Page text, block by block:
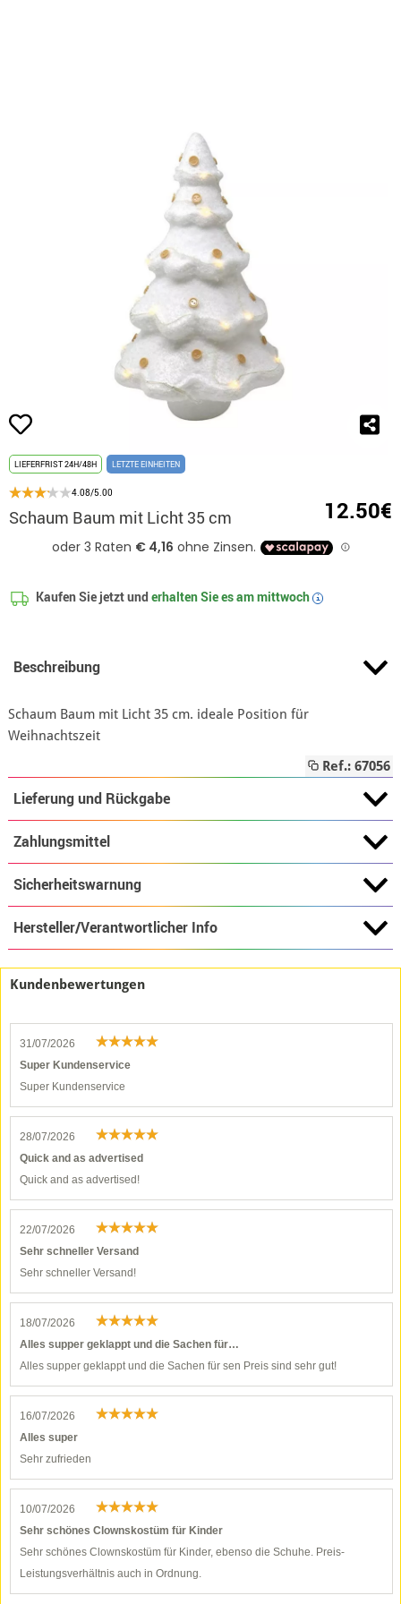
LIEFERFRIST 24H/48H LETZTE EINHEITEN
4.08/5.00
Schaum Baum mit Licht 35 cm 12.50€
Kaufen Sie jetzt underhalten Sie es ammittwoch i
Beschreibung
Schaum Baum mit Licht 35 cm. ideale Position für
Weihnachtszeit
Ref.: 67056
Lieferung und Rückgabe
Zahlungsmittel
Sicherheitswarnung
Hersteller/Verantwortlicher Info
Kundenbewertungen
31/07/2026
Super Kundenservice
Super Kundenservice
28/07/2026
Quick and as advertised
Quick and as advertised!
22/07/2026
Sehr schneller Versand
Sehr schneller Versand!
18/07/2026
Alles supper geklappt und die Sachen für…
Alles supper geklappt und die Sachen für sen Preis sind sehr gut!
16/07/2026
Alles super
Sehr zufrieden
10/07/2026
Sehr schönes Clownskostüm für Kinder
Sehr schönes Clownskostüm für Kinder, ebenso die Schuhe. Preis-
Leistungsverhältnis auch in Ordnung.